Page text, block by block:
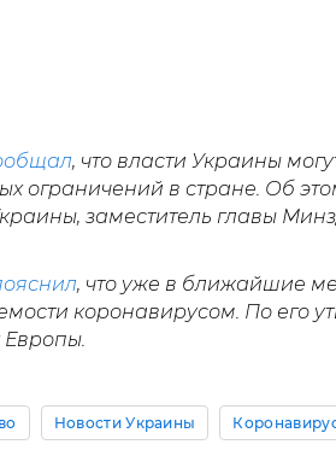
, что власти Украины
ограничений в стране. Об
заместитель главы
, что уже в ближайшие
коронавирусом. По его
Европы.
Новости Украины